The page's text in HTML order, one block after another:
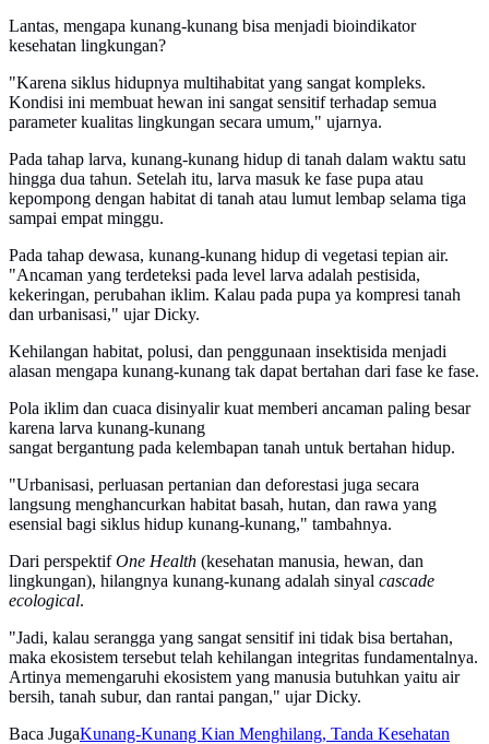
Lantas, mengapa kunang-kunang bisa menjadi bioindikator
kesehatan lingkungan?
"Karena siklus hidupnya multihabitat yang sangat kompleks.
Kondisi ini membuat hewan ini sangat sensitif terhadap semua
parameter kualitas lingkungan secara umum," ujarnya.
Pada tahap larva, kunang-kunang hidup di tanah dalam waktu satu
hingga dua tahun. Setelah itu, larva masuk ke fase pupa atau
kepompong dengan habitat di tanah atau lumut lembap selama tiga
sampai empat minggu.
Pada tahap dewasa, kunang-kunang hidup di vegetasi tepian air.
"Ancaman yang terdeteksi pada level larva adalah pestisida,
kekeringan, perubahan iklim. Kalau pada pupa ya kompresi tanah
dan urbanisasi," ujar Dicky.
Kehilangan habitat, polusi, dan penggunaan insektisida menjadi
alasan mengapa kunang-kunang tak dapat bertahan dari fase ke fase.
Pola iklim dan cuaca disinyalir kuat memberi ancaman paling besar
karena larva kunang-kunang
sangat bergantung pada kelembapan tanah untuk bertahan hidup.
"Urbanisasi, perluasan pertanian dan deforestasi juga secara
langsung menghancurkan habitat basah, hutan, dan rawa yang
esensial bagi siklus hidup kunang-kunang," tambahnya.
Dari perspektifOne Health (kesehatan manusia, hewan, dan
lingkungan), hilangnya kunang-kunang adalah sinyal cascade
ecological.
"Jadi, kalau serangga yang sangat sensitif ini tidak bisa bertahan,
maka ekosistem tersebut telah kehilangan integritas fundamentalnya.
Artinya memengaruhi ekosistem yang manusia butuhkan yaitu air
bersih, tanah subur, dan rantai pangan," ujar Dicky.
Baca JugaKunang-Kunang Kian Menghilang, Tanda Kesehatan